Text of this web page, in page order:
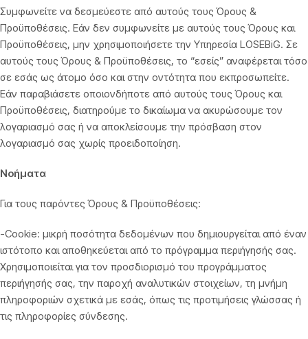
Συμφωνείτε να δεσμεύεστε από αυτούς τους Όρους &
Προϋποθέσεις. Εάν δεν συμφωνείτε με αυτούς τους Όρους και
Προϋποθέσεις, μην χρησιμοποιήσετε την Υπηρεσία LOSEBiG. Σε
αυτούς τους Όρους & Προϋποθέσεις, το “εσείς” αναφέρεται τόσο
σε εσάς ως άτομο όσο και στην οντότητα που εκπροσωπείτε.
Εάν παραβιάσετε οποιονδήποτε από αυτούς τους Όρους και
Προϋποθέσεις, διατηρούμε το δικαίωμα να ακυρώσουμε τον
λογαριασμό σας ή να αποκλείσουμε την πρόσβαση στον
λογαριασμό σας χωρίς προειδοποίηση.
Νοήματα
Για τους παρόντες Όρους & Προϋποθέσεις:
-Cookie: μικρή ποσότητα δεδομένων που δημιουργείται από έναν
ιστότοπο και αποθηκεύεται από το πρόγραμμα περιήγησής σας.
Χρησιμοποιείται για τον προσδιορισμό του προγράμματος
περιήγησής σας, την παροχή αναλυτικών στοιχείων, τη μνήμη
πληροφοριών σχετικά με εσάς, όπως τις προτιμήσεις γλώσσας ή
τις πληροφορίες σύνδεσης.